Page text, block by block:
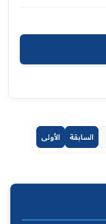
الأولى السابقة